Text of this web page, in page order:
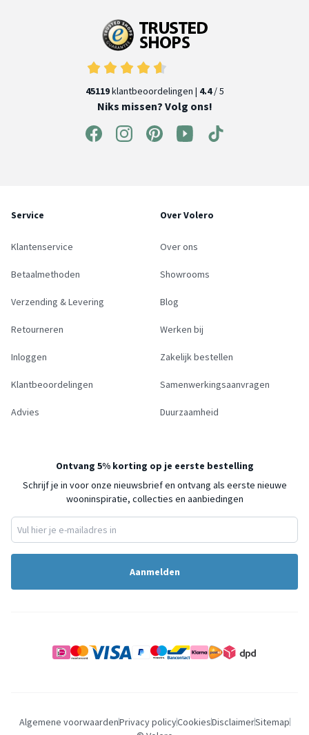
45119klantbeoordelingen | 4.4/ 5
Niks missen? Volg ons!
Service
Klantenservice
Betaalmethoden
Verzending & Levering
Retourneren
Inloggen
Klantbeoordelingen
Advies
Over Volero
Over ons
Showrooms
Blog
Werken bij
Zakelijk bestellen
Samenwerkingsaanvragen
Duurzaamheid
Ontvang 5% korting op je eerste bestelling
Schrijf je in voor onze nieuwsbrief en ontvang als eerste nieuwe
wooninspiratie, collecties en aanbiedingen
Aanmelden
Algemene voorwaardenPrivacy policyCookiesDisclaimerSitemap